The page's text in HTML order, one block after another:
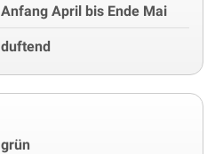
Anfang April bis Ende Mai
duftend
grün